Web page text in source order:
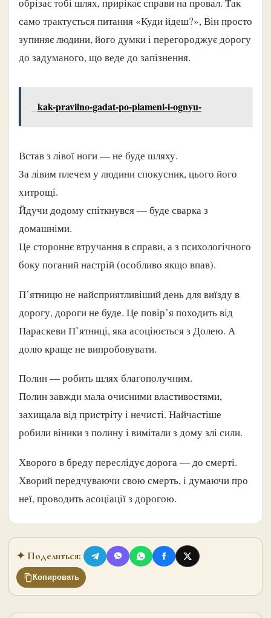
само трактується питання «Куди йдеш?», Він просто
зупиняє людини, його думки і перегороджує дорогу
до задуманого, що веде до запізнення.
kak-pravilno-gadat-po-plameni-i-ognyu-
Встав з лівої ноги — не буде шляху.
За лівим плечем у людини спокусник, цього його
хитрощі.
Йдучи додому спіткнувся — буде сварка з
домашніми.
Це стороннє втручання в справи, а з психологічного
боку поганий настрій (особливо якщо впав).
П’ятницю не найсприятливіший день для виїзду в
дорогу, дороги не буде. Це повір’я походить від
Параскеви П’ятниці, яка асоціюється з Долею. А
долю краще не випробовувати.
Полин — робить шлях благополучним.
Полин завжди мала очисними властивостями,
захищала від пристріту і нечисті. Найчастіше
робили віники з полину і вимітали з дому злі сили.
Хворого в бреду переслідує дорога — до смерті.
Хворий передчуваючи свою смерть, і думаючи про
неї, проводить асоціації з дорогою.
✦ Поделиться:
Копировать